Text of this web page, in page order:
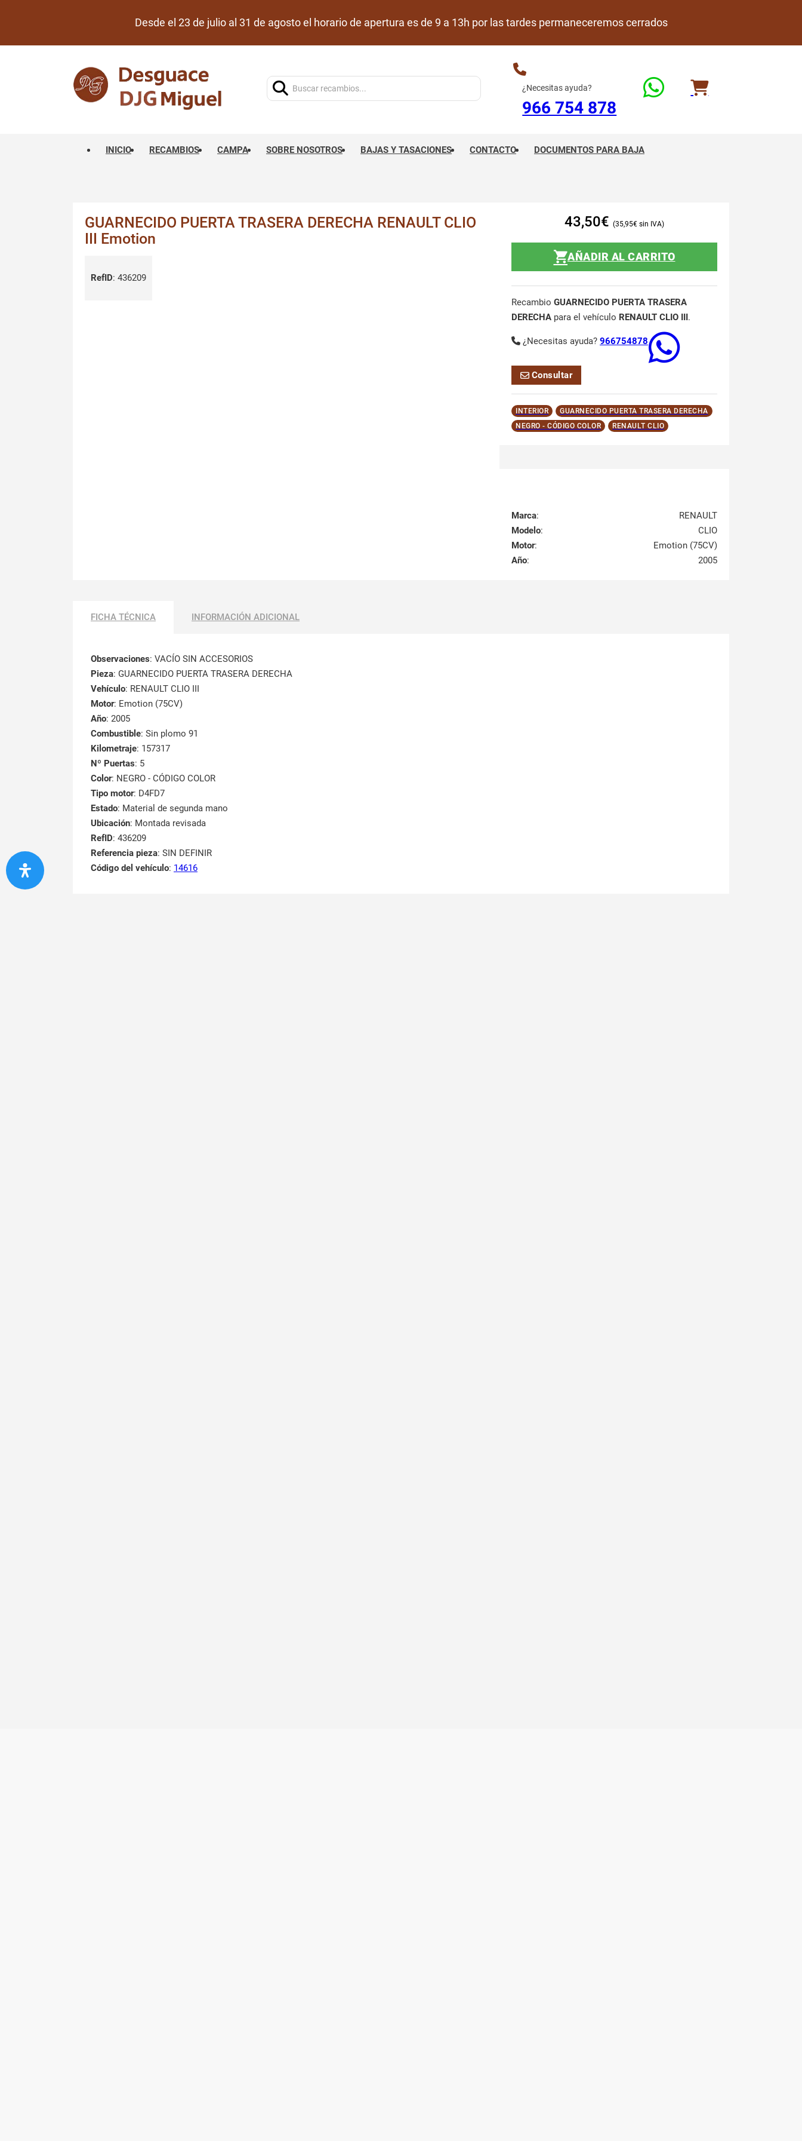
Desde el 23 de julio al 31 de agosto el horario de apertura es de 9 a 13h por las tardes permaneceremos cerrados
¿Necesitas ayuda?
966 754 878
INICIO RECAMBIOS CAMPA SOBRE NOSOTROS BAJAS Y TASACIONES CONTACTO DOCUMENTOS PARA BAJA
GUARNECIDO PUERTA TRASERA DERECHA RENAULT CLIO
III Emotion
RefID: 436209
43,50€ 35,95€
AÑADIR AL CARRITO
Recambio GUARNECIDO PUERTA TRASERA
DERECHA para el vehículo RENAULT CLIO III.
¿Necesitas ayuda? 966754878
Consultar
INTERIOR
GUARNECIDO PUERTA TRASERA DERECHA
NEGRO - CÓDIGO COLOR
RENAULT CLIO
Marca:
RENAULT
Modelo:
CLIO
Motor:
Emotion (75CV)
Año: 2005
FICHA TÉCNICA INFORMACIÓN ADICIONAL
Observaciones: VACÍO SIN ACCESORIOS
Pieza: GUARNECIDO PUERTA TRASERA DERECHA
Vehículo: RENAULT CLIO III
Motor: Emotion (75CV)
Año: 2005
Combustible: Sin plomo 91
Kilometraje: 157317
Nº Puertas: 5
Color: NEGRO - CÓDIGO COLOR
Tipo motor: D4FD7
Estado: Material de segunda mano
Ubicación: Montada revisada
RefID: 436209
Referencia pieza: SIN DEFINIR
Código del vehículo: 14616